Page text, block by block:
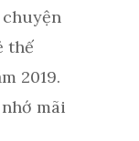
chuyện
thế
2019.
mãi